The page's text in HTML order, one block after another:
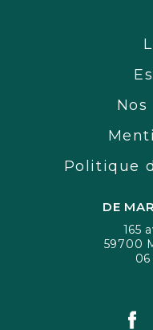
Politique
DE
165
59700